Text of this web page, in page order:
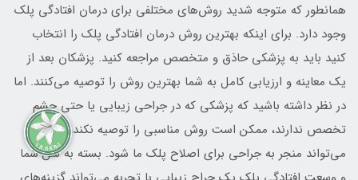
همانطور که متوجه شدید روش‌های مختلفی برای درمان افتادگی پلک
وجود دارد. برای اینکه بهترین روش درمان افتادگی پلک را انتخاب
کنید باید به پزشکی حاذق و متخصص مراجعه کنید. پزشکان بعد از
یک معاینه و ارزیابی کامل به شما بهترین روش را توصیه می‌کنند. اما
در نظر داشته باشید که پزشکی که در جراحی زیبایی یا حتی چشم
تخصص ندارند، ممکن است روش مناسبی را توصیه نکند، که
می‌تواند منجر به جراحی برای اصلاح پلک ما شود. بسته به سن شما